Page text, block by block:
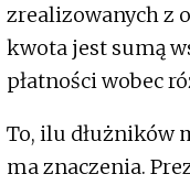
zrealizowanych z
kwota jest sumą
płatności wobec
To, ilu dłużników
ma znaczenia.